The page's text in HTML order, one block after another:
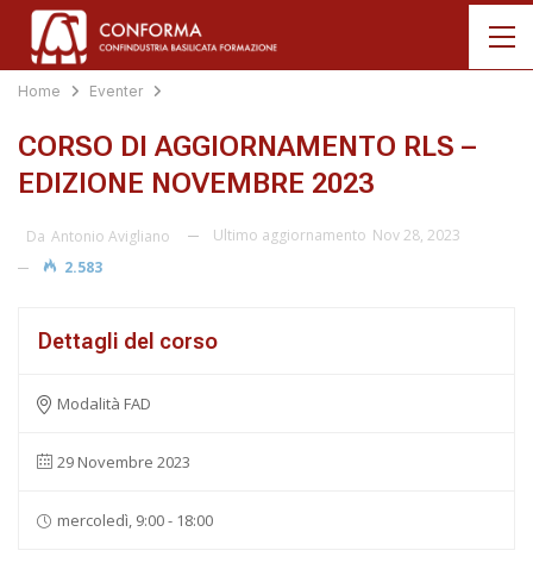
Home Eventer
CORSO DI AGGIORNAMENTO RLS –
EDIZIONE NOVEMBRE 2023
Da Antonio Avigliano Ultimo aggiornamento Nov 28, 2023
2.583
Dettagli del corso
Modalità FAD
29 Novembre 2023
mercoledì, 9:00 - 18:00